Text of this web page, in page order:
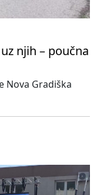
njih – poučna
Nova Gradiška